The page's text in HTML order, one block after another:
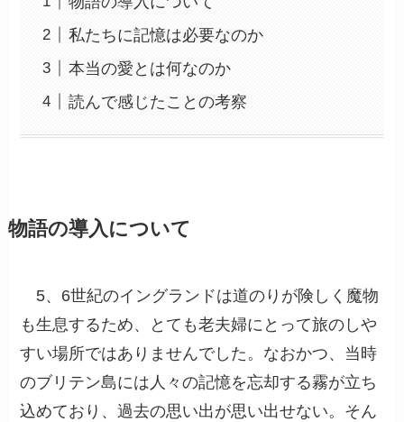
私たちに記憶は必要なのか
本当の愛とは何なのか
読んで感じたことの考察
物語の導入について
5、6世紀のイングランドは道のりが険しく魔物
も生息するため、とても老夫婦にとって旅のしや
すい場所ではありませんでした。なおかつ、当時
のブリテン島には人々の記憶を忘却する霧が立ち
込めており、過去の思い出が思い出せない。そん